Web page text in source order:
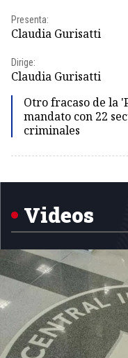
Presenta:
Claudia Gurisatti
Dirige:
Claudia Gurisatti
Otro fracaso de la
mandato con 22
criminales
Videos